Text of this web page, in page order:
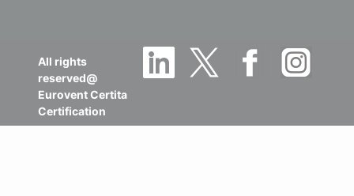
All rights
reserved@
Eurovent Certita
Certification